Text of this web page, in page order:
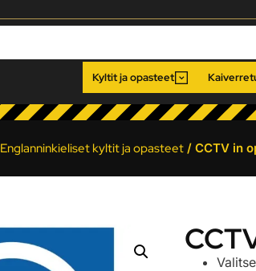
Kyltit ja opasteet
Englanninkieliset kyltit ja opasteet/ CCTV in